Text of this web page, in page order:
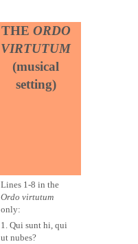
THE ORDO
VIRTUTUM
(musical
setting)
Lines 1-8 in the
Ordo virtutum
only:
1. Qui sunt hi, qui
ut nubes?